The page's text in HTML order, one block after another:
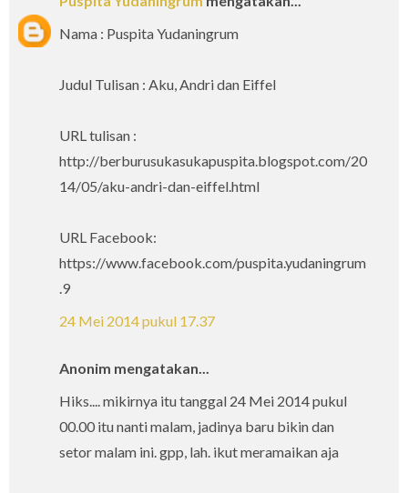
Nama : Puspita Yudaningrum
Judul Tulisan : Aku, Andri dan Eiffel
URL tulisan :
http://berburusukasukapuspita.blogspot.com/20
14/05/aku-andri-dan-eiffel.html
URL Facebook:
https://www.facebook.com/puspita.yudaningrum
.9
24 Mei 2014 pukul 17.37
Anonim mengatakan...
Hiks.... mikirnya itu tanggal 24 Mei 2014 pukul
00.00 itu nanti malam, jadinya baru bikin dan
setor malam ini. gpp, lah. ikut meramaikan aja